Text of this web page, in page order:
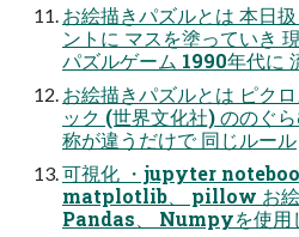
お絵描きパズルとは 本日
ントに マスを塗っていき
パズルゲーム 1990年代に
お絵描きパズルとは ピク
ック (世界文化社) ののぐ
称が違うだけで 同じルール
可視化 ・jupyter
matplotlib、 pillow お絵
Pandas、 Numpyを使用